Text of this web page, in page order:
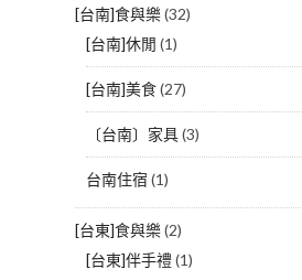
[台南]食與樂(32)
[台南]休閒 (1)
[台南]美食(27)
〔台南〕家具(3)
台南住宿 (1)
[台東]食與樂(2)
[台東]伴手禮(1)